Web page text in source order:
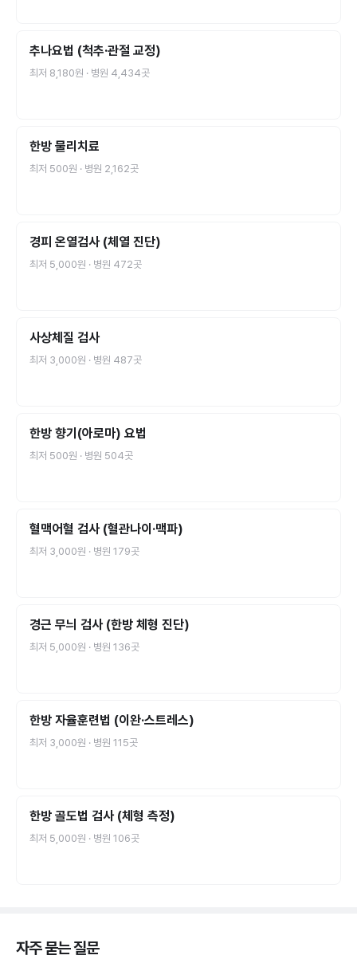
추나요법 (척추·관절 교정)
최저 8,180원 · 병원 4,434곳
한방 물리치료
최저 500원 · 병원 2,162곳
경피 온열검사 (체열 진단)
최저 5,000원 · 병원 472곳
사상체질 검사
최저 3,000원 · 병원 487곳
한방 향기(아로마) 요법
최저 500원 · 병원 504곳
혈맥어혈 검사 (혈관나이·맥파)
최저 3,000원 · 병원 179곳
경근 무늬 검사 (한방 체형 진단)
최저 5,000원 · 병원 136곳
한방 자율훈련법 (이완·스트레스)
최저 3,000원 · 병원 115곳
한방 골도법 검사 (체형 측정)
최저 5,000원 · 병원 106곳
자주 묻는 질문